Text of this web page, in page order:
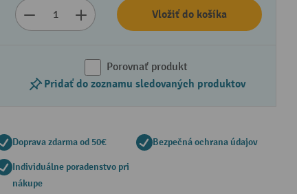
Vložiť do košíka
Porovnať produkt
Pridať do zoznamu sledovaných produktov
Doprava zdarma od 50€ Bezpečná ochrana údajov
Individuálne poradenstvo pri
nákupe